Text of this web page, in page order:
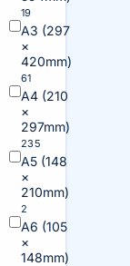
19
A3 (297
×
420mm)
61
A4 (210
×
297mm)
235
A5 (148
×
210mm)
2
A6 (105
×
148mm)